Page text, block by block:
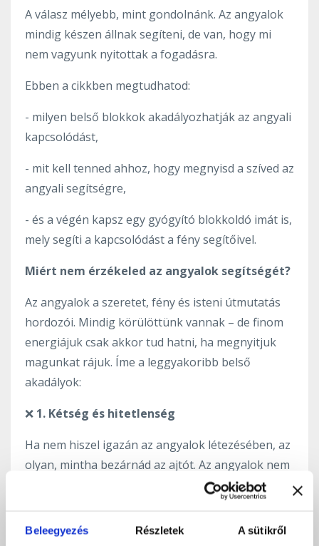
Beleegyezés Részletek A sütikről
A válasz mélyebb, mint gondolnánk. Az angyalok
mindig készen állnak segíteni, de van, hogy mi
nem vagyunk nyitottak a fogadásra.
Ebben a cikkben megtudhatod:
- milyen belső blokkok akadályozhatják az angyali
kapcsolódást,
- mit kell tenned ahhoz, hogy megnyisd a szíved az
angyali segítségre,
- és a végén kapsz egy gyógyító blokkoldó imát is,
mely segíti a kapcsolódást a fény segítőivel.
Miért nem érzékeled az angyalok segítségét?
Az angyalok a szeretet, fény és isteni útmutatás
hordozói. Mindig körülöttünk vannak – de finom
energiájuk csak akkor tud hatni, ha megnyitjuk
magunkat rájuk. Íme a leggyakoribb belső
akadályok:
❌ 1. Kétség és hitetlenség
Ha nem hiszel igazán az angyalok létezésében, az
olyan, mintha bezárnád az ajtót. Az angyalok nem
törnek ránk – a szívből jövő meghívás a kul...